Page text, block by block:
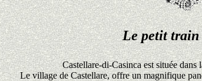
Le petit train
Castellare-di-Casinca est située
Le village de Castellare, offre un magnifique